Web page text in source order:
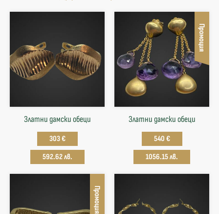
Златни дамски обеци
303 €
592.62 лв.
Промоция
Златни дамски обеци
540 €
1056.15 лв.
Промоция